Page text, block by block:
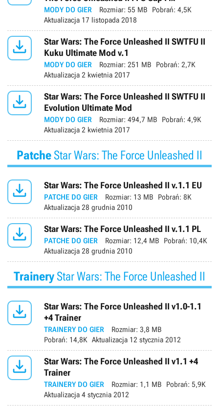
MODY DO GIER Rozmiar: 55 MB Pobrań: 4,5K
Aktualizacja 17 listopada 2018

Star Wars: The Force Unleashed II SWTFU II
Kuku Ultimate Mod v.1
MODY DO GIER Rozmiar: 251 MB Pobrań: 2,7K
Aktualizacja 2 kwietnia 2017

Star Wars: The Force Unleashed II SWTFU II
Evolution Ultimate Mod
MODY DO GIER Rozmiar: 494,7 MB Pobrań: 4,9K
Aktualizacja 2 kwietnia 2017
Patche Star Wars: The Force Unleashed II
 Star Wars: The Force Unleashed II v.1.1 EU
PATCHE DO GIER Rozmiar: 13 MB Pobrań: 8K
Aktualizacja 28 grudnia 2010
 Star Wars: The Force Unleashed II v.1.1 PL
PATCHE DO GIER Rozmiar: 12,4 MB Pobrań: 10,4K
Aktualizacja 28 grudnia 2010
Trainery Star Wars: The Force Unleashed II

Star Wars: The Force Unleashed II v1.0-1.1
+4 Trainer
TRAINERY DO GIER Rozmiar: 3,8 MB
Pobrań: 14,8K Aktualizacja 12 stycznia 2012

Star Wars: The Force Unleashed II v1.1 +4
Trainer
TRAINERY DO GIER Rozmiar: 1,1 MB Pobrań: 5,9K
Aktualizacja 4 stycznia 2012